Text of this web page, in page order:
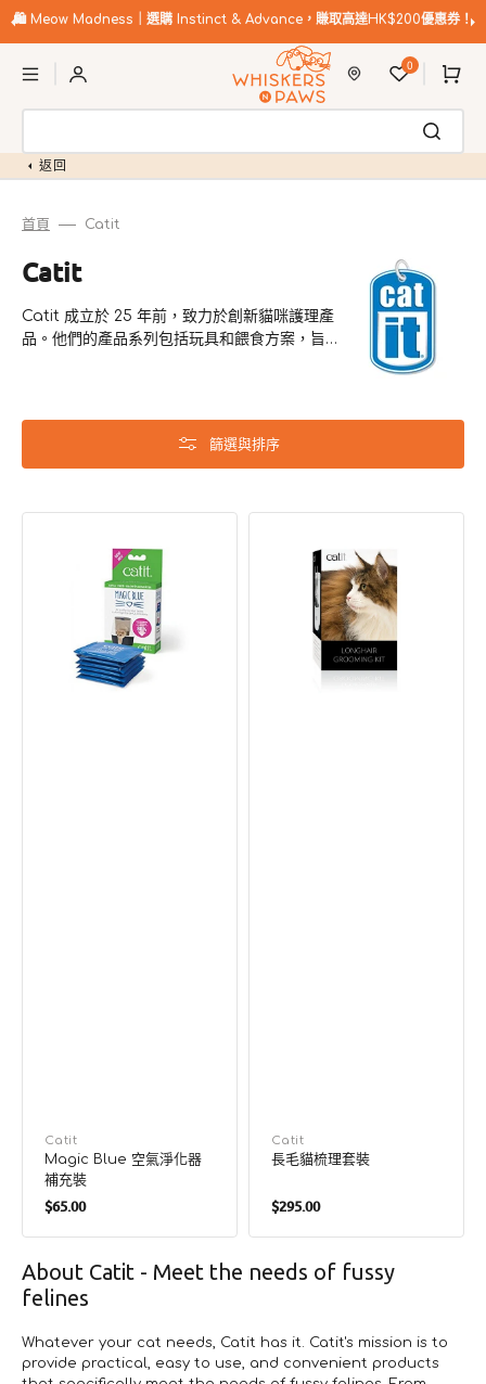
至
容
🛍️ Meow Madness｜選購 Instinct & Advance，賺取高達HK$200優惠券！
0
購
物
返回
首頁 Catit
商
品
系
Catit
Catit 成立於 25 年前，致力於創新貓咪護理產
品。他們的產品系列包括玩具和餵食方案，旨在
篩選與排序
廠
商：
Catit
Magic Blue 空氣淨化器
補充裝
定
$65.00
廠
商：
Catit
長毛貓梳理套裝
定
$295.00
About Catit - Meet the needs of fussy
felines
Whatever your cat needs, Catit has it. Catit's mission is to
provide practical, easy to use, and convenient products